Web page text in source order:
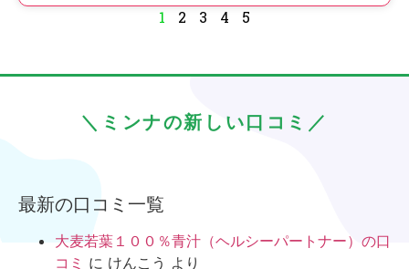
1 2 3 4 5
＼ミンナの新しい口コミ／
最新の口コミ一覧
大麦若葉１００％青汁（ヘルシーパートナー）の口
コミ に けんこう より